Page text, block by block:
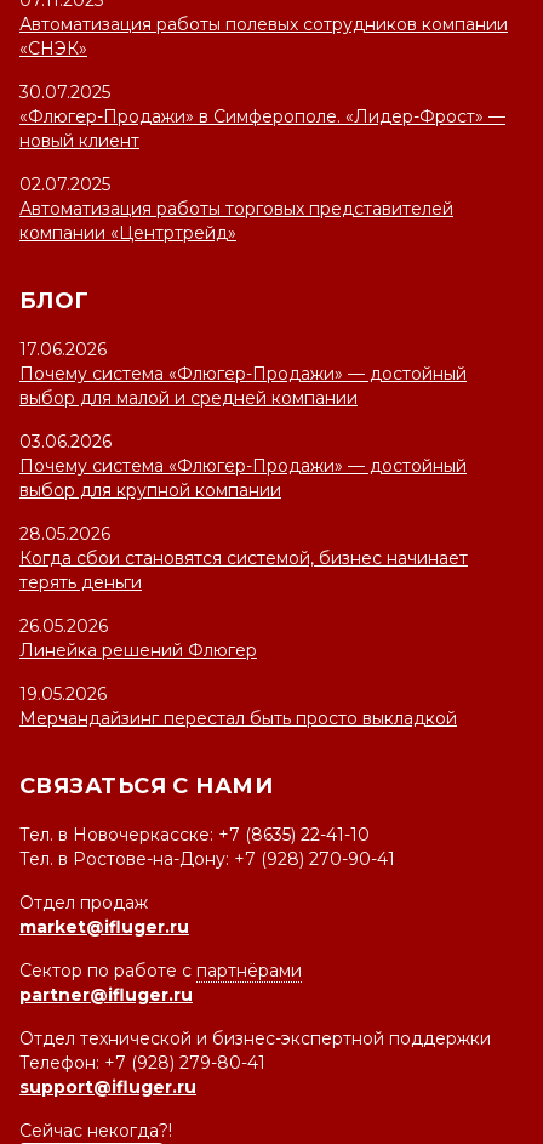
Автоматизация работы полевых сотрудников компании
«СНЭК»
30.07.2025
«Флюгер-Продажи» в Симферополе. «Лидер-Фрост» —
новый клиент
02.07.2025
Автоматизация работы торговых представителей
компании «Центртрейд»
БЛОГ
17.06.2026
Почему система «Флюгер-Продажи» — достойный
выбор для малой и средней компании
03.06.2026
Почему система «Флюгер-Продажи» — достойный
выбор для крупной компании
28.05.2026
Когда сбои становятся системой, бизнес начинает
терять деньги
26.05.2026
Линейка решений Флюгер
19.05.2026
Мерчандайзинг перестал быть просто выкладкой
СВЯЗАТЬСЯ С НАМИ
Тел. в Новочеркасске: +7 (8635) 22-41-10
Тел. в Ростове-на-Дону: +7 (928) 270-90-41
Отдел продаж
market@ifluger.ru
Сектор по работе с партнёрами
partner@ifluger.ru
Отдел технической и бизнес-экспертной поддержки
Телефон: +7 (928) 279-80-41
support@ifluger.ru
Сейчас некогда?!